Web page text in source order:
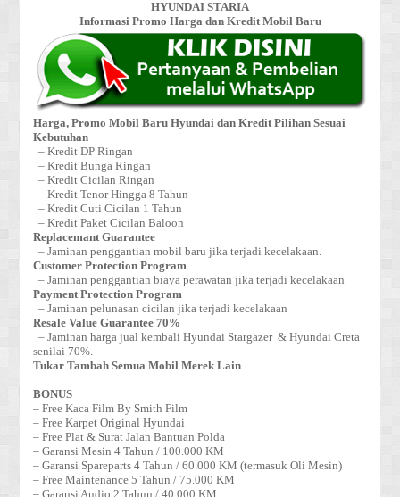
HYUNDAI STARIA
Informasi Promo Harga dan Kredit Mobil Baru
Harga, Promo Mobil Baru Hyundai dan Kredit Pilihan Sesuai
Kebutuhan
– Kredit DP Ringan
– Kredit Bunga Ringan
– Kredit Cicilan Ringan
– Kredit Tenor Hingga 8 Tahun
– Kredit Cuti Cicilan 1 Tahun
– Kredit Paket Cicilan Baloon
Replacemant Guarantee
– Jaminan penggantian mobil baru jika terjadi kecelakaan.
Customer Protection Program
– Jaminan penggantian biaya perawatan jika terjadi kecelakaan
Payment Protection Program
– Jaminan pelunasan cicilan jika terjadi kecelakaan
Resale Value Guarantee 70%
– Jaminan harga jual kembali Hyundai Stargazer & Hyundai Creta
senilai 70%.
Tukar Tambah Semua Mobil Merek Lain
BONUS
– Free Kaca Film By Smith Film
– Free Karpet Original Hyundai
– Free Plat & Surat Jalan Bantuan Polda
– Garansi Mesin 4 Tahun / 100.000 KM
– Garansi Spareparts 4 Tahun / 60.000 KM (termasuk Oli Mesin)
– Free Maintenance 5 Tahun / 75.000 KM